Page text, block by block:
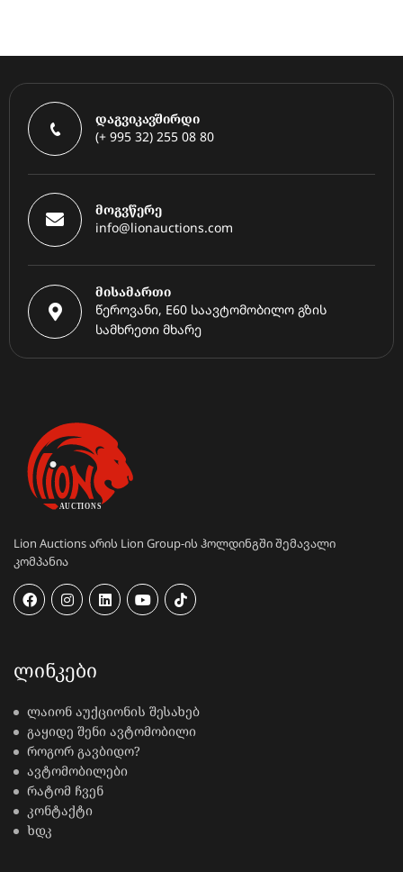
დაგვიკავშირდი
(+ 995 32) 255 08 80
მოგვწერე
info@lionauctions.com
მისამართი
წეროვანი, E60 საავტომობილო გზის
სამხრეთი მხარე
Lion Auctions არის Lion Group-ის ჰოლდინგში შემავალი
კომპანია
ᲚᲘᲜᲙᲔᲑᲘ
ლაიონ აუქციონის შესახებ
გაყიდე შენი ავტომობილი
როგორ გავბიდო?
ავტომობილები
რატომ ჩვენ
კონტაქტი
ხდკ